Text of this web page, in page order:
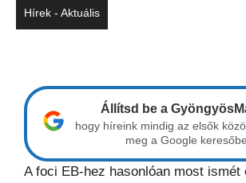
Hírek - Aktuális
Állítsd be a
hogy híreink mindig az elsők
meg a Google
A foci EB-hez hasonlóan most ismét